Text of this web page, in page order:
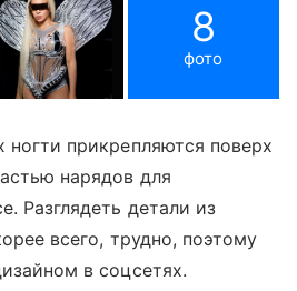
8
фото
ногти прикрепляются поверх
нарядов для
Разглядеть детали из
всего, трудно, поэтому
в соцсетях.